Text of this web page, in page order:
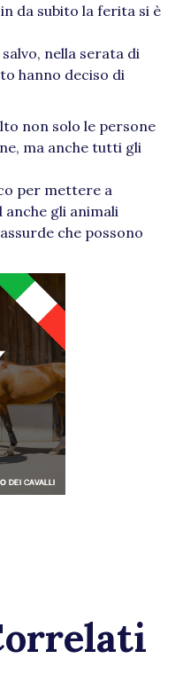
da subito la ferita si è
nella serata di
hanno deciso di
non solo le persone
ma anche tutti gli
per mettere a
gli animali
che possono